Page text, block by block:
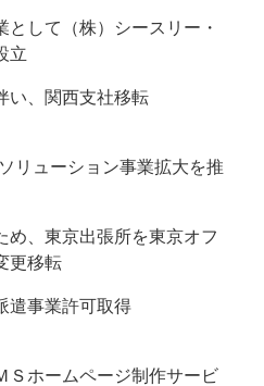
として（株）シースリー・
立
い、関西支社移転
リューション事業拡大を推
め、東京出張所を東京オフ
更移転
遣事業許可取得
Ｓホームページ制作サービ